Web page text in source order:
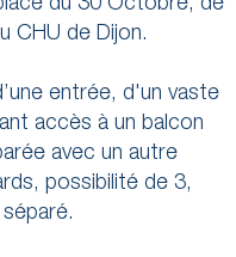
du 30 Octobre, de
CHU de Dijon.
entrée, d'un vaste
accès à un balcon
avec un autre
possibilité de 3,